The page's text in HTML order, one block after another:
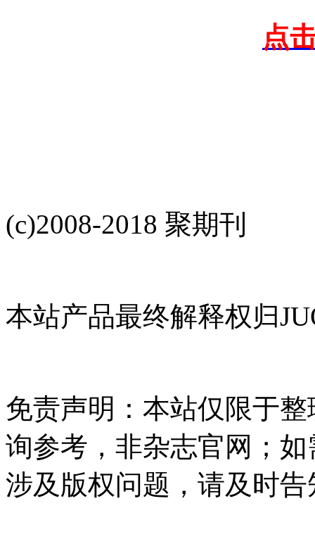
点
(c)2008-2018 聚期刊
本站产品最终解释权归
免责声明：本站仅限于
询参考，非杂志官网；
涉及版权问题，请及时告